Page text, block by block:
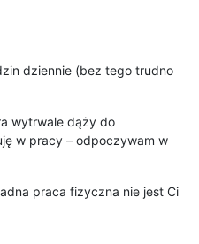
dziennie (bez tego trudno
wytrwale dąży do
w pracy – odpoczywam w
praca fizyczna nie jest Ci